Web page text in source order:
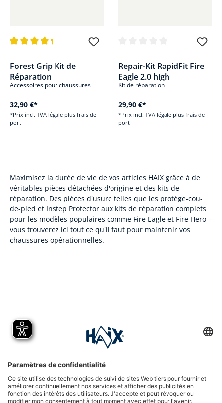
Forest Grip Kit de
Réparation
Accessoires pour chaussures
32,90 €*
*Prix incl. TVA légale plus frais de
port
Repair-Kit RapidFit Fire
Eagle 2.0 high
Kit de réparation
29,90 €*
*Prix incl. TVA légale plus frais de
port
Maximisez la durée de vie de vos articles HAIX grâce à de
véritables pièces détachées d'origine et des kits de
réparation. Des pièces d'usure telles que les protège-cou-
de-pied et Instep Protector aux kits de réparation complets
pour les modèles populaires comme Fire Eagle et Fire Hero –
vous trouverez ici tout ce qu'il faut pour maintenir vos
chaussures opérationnelles.
Hotline assistance
International
HAIX Group